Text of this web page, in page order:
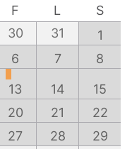
F L
S
30 31
1
6 7 8
13 14
15
20 21
22
27 28
29